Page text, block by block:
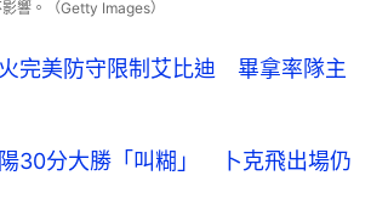
響。（Getty Images）
完美防守限制艾比迪 畢拿率隊主
30分大勝「叫糊」 卜克飛出場仍